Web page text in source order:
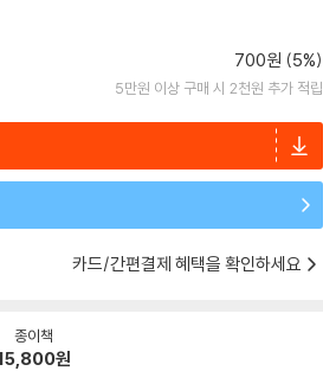
700원 (5%)
5만원 이상 구매 시 2천원 추가 적립
카드/간편결제 혜택을 확인하세요
종이책
원